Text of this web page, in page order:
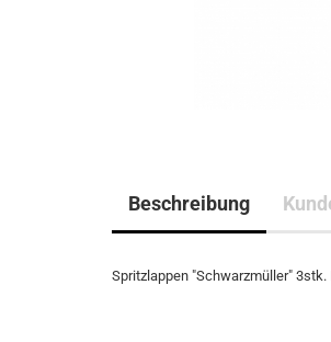
Beschreibung
Spritzlappen "Schwarzmüller" 3stk.